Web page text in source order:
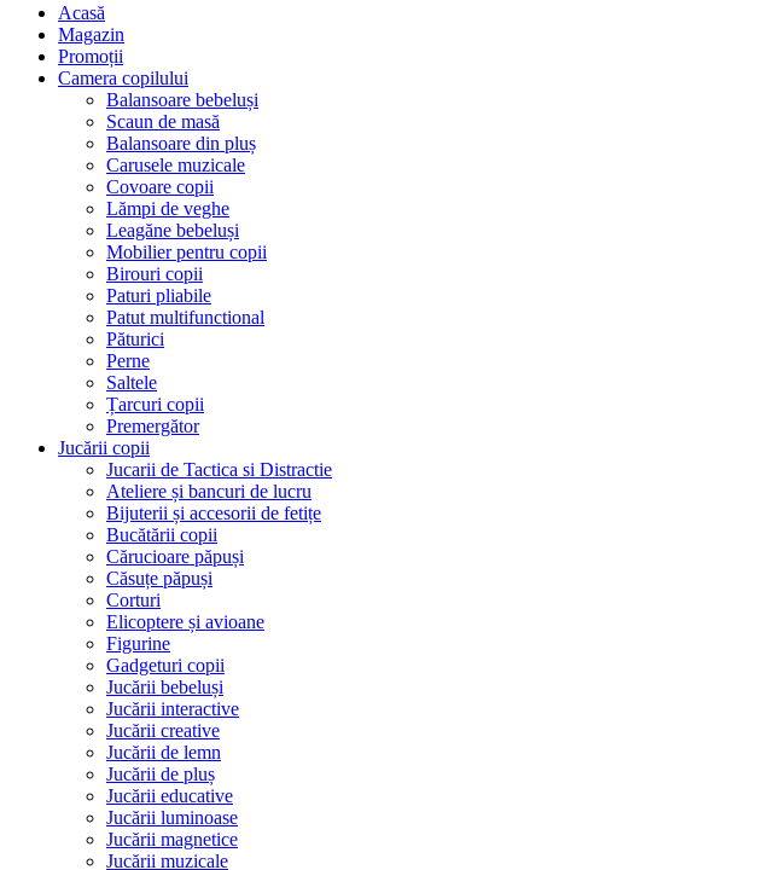
Acasă
Magazin
Promoții
Camera copilului
Balansoare bebeluși
Scaun de masă
Balansoare din pluș
Carusele muzicale
Covoare copii
Lămpi de veghe
Leagăne bebeluși
Mobilier pentru copii
Birouri copii
Paturi pliabile
Patut multifunctional
Păturici
Perne
Saltele
Țarcuri copii
Premergător
Jucării copii
Jucarii de Tactica si Distractie
Ateliere și bancuri de lucru
Bijuterii și accesorii de fetițe
Bucătării copii
Cărucioare păpuși
Căsuțe păpuși
Corturi
Elicoptere și avioane
Figurine
Gadgeturi copii
Jucării bebeluși
Jucării interactive
Jucării creative
Jucării de lemn
Jucării de pluș
Jucării educative
Jucării luminoase
Jucării magnetice
Jucării muzicale